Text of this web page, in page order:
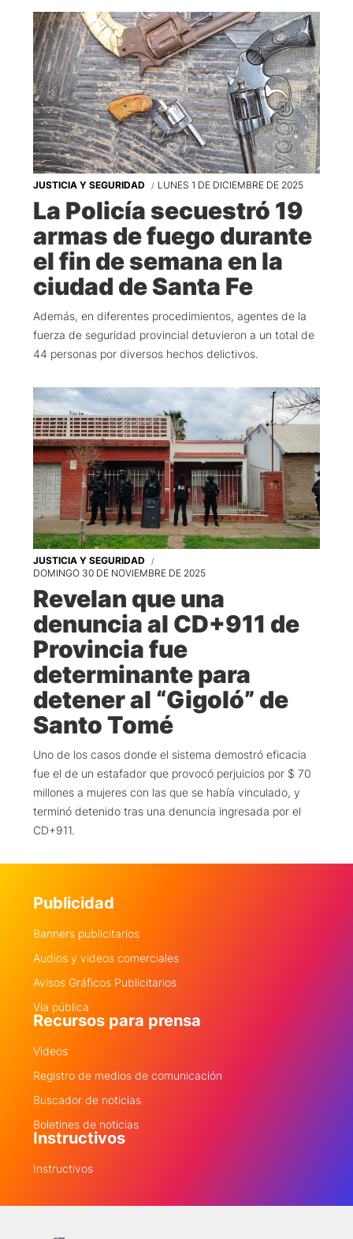
JUSTICIA Y SEGURIDAD LUNES 1 DE DICIEMBRE DE 2025
La Policía secuestró 19
armas de fuego durante
el fin de semana en la
ciudad de Santa Fe
Además, en diferentes procedimientos, agentes de la
fuerza de seguridad provincial detuvieron a un total de
44 personas por diversos hechos delictivos.
JUSTICIA Y SEGURIDAD
DOMINGO 30 DE NOVIEMBRE DE 2025
Revelan que una
denuncia al CD+911 de
Provincia fue
determinante para
detener al “Gigoló” de
Santo Tomé
Uno de los casos donde el sistema demostró eficacia
fue el de un estafador que provocó perjuicios por $ 70
millones a mujeres con las que se había vinculado, y
terminó detenido tras una denuncia ingresada por el
CD+911.
Publicidad
Banners publicitarios
Audios y videos comerciales
Avisos Gráficos Publicitarios
Via pública
Recursos para prensa
Videos
Registro de medios de comunicación
Buscador de noticias
Boletines de noticias
Instructivos
Instructivos